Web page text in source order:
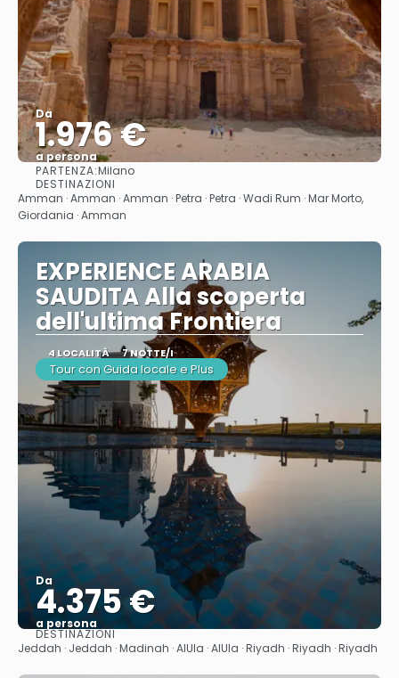
Da
1.976 €
a persona
PARTENZA:Milano
DESTINAZIONI
Amman · Amman · Amman · Petra · Petra · Wadi Rum · Mar Morto,
Giordania · Amman
EXPERIENCE ARABIA
SAUDITA Alla scoperta
dell'ultima Frontiera
4 LOCALITÀ 7 NOTTE/I
Tour con Guida locale e Plus
Da
4.375 €
a persona
Vedere
DESTINAZIONI
Jeddah · Jeddah · Madinah · AlUla · AlUla · Riyadh · Riyadh · Riyadh